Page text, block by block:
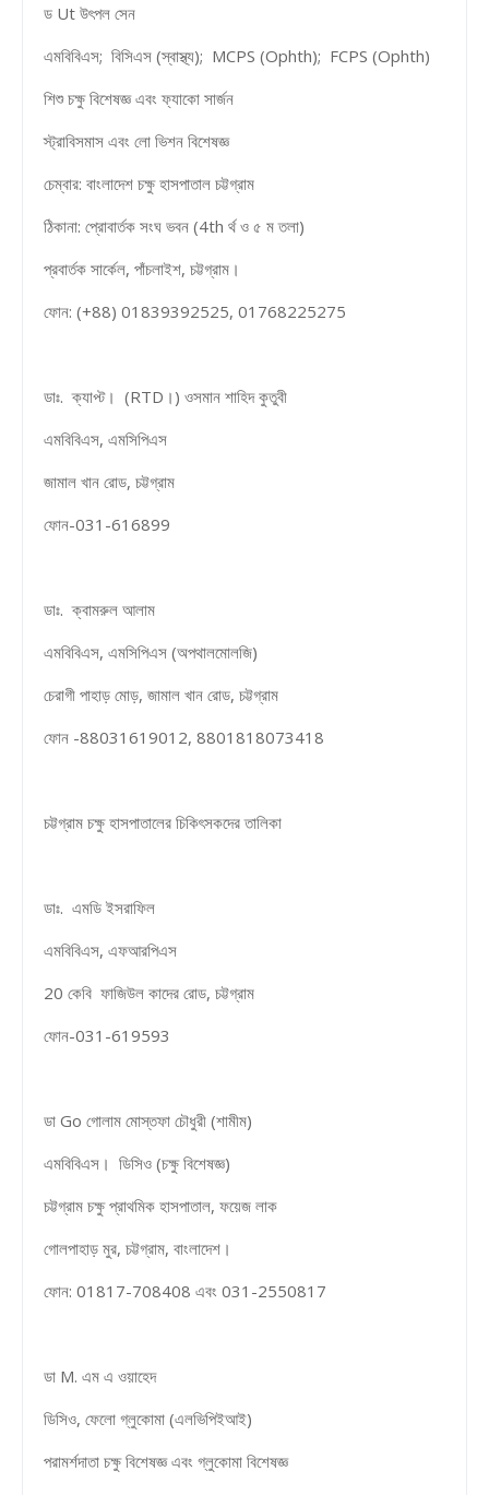
ড Ut উৎপল সেন
এমবিবিএস; বিসিএস (স্বাস্থ্য); MCPS (Ophth); FCPS (Ophth)
শিশু চক্ষু বিশেষজ্ঞ এবং ফ্যাকো সার্জন
স্ট্রাবিসমাস এবং লো ভিশন বিশেষজ্ঞ
চেম্বার: বাংলাদেশ চক্ষু হাসপাতাল চট্টগ্রাম
ঠিকানা: প্রোবার্তক সংঘ ভবন (4th র্থ ও ৫ ম তলা)
প্রবার্তক সার্কেল, পাঁচলাইশ, চট্টগ্রাম।
ফোন: (+88) 01839392525, 01768225275
ডাঃ. ক্যাপ্ট। (RTD।) ওসমান শাহিদ কুতুবী
এমবিবিএস, এমসিপিএস
জামাল খান রোড, চট্টগ্রাম
ফোন-031-616899
ডাঃ. ক্বামরুল আলাম
এমবিবিএস, এমসিপিএস (অপথালমোলজি)
চেরাগী পাহাড় মোড়, জামাল খান রোড, চট্টগ্রাম
ফোন -88031619012, 8801818073418
চট্টগ্রাম চক্ষু হাসপাতালের চিকিৎসকদের তালিকা
ডাঃ. এমডি ইসরাফিল
এমবিবিএস, এফআরপিএস
20 কেবি ফাজিউল কাদের রোড, চট্টগ্রাম
ফোন-031-619593
ডা Go গোলাম মোস্তফা চৌধুরী (শামীম)
এমবিবিএস। ডিসিও (চক্ষু বিশেষজ্ঞ)
চট্টগ্রাম চক্ষু প্রাথমিক হাসপাতাল, ফয়েজ লাক
গোলপাহাড় মুর, চট্টগ্রাম, বাংলাদেশ।
ফোন: 01817-708408 এবং 031-2550817
ডা M. এম এ ওয়াহেদ
ডিসিও, ফেলো গ্লুকোমা (এলভিপিইআই)
পরামর্শদাতা চক্ষু বিশেষজ্ঞ এবং গ্লুকোমা বিশেষজ্ঞ